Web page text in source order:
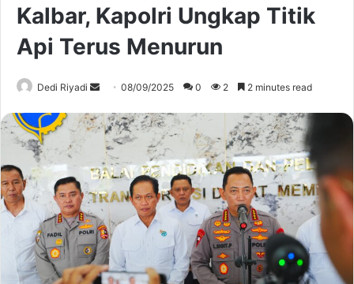
Kalbar, Kapolri Ungkap Titik
Api Terus Menurun
Dedi Riyadi
Send
email
08/09/2025 0 2 2 minutes read